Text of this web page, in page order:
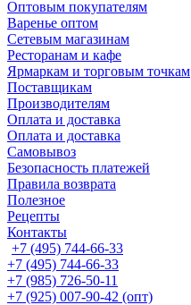
Оптовым покупателям
Варенье оптом
Сетевым магазинам
Ресторанам и кафе
Ярмаркам и торговым точкам
Поставщикам
Производителям
Оплата и доставка
Оплата и доставка
Самовывоз
Безопасность платежей
Правила возврата
Полезное
Рецепты
Контакты
+7 (495) 744-66-33
+7 (495) 744-66-33
+7 (985) 726-50-11
+7 (925) 007-90-42 (опт)